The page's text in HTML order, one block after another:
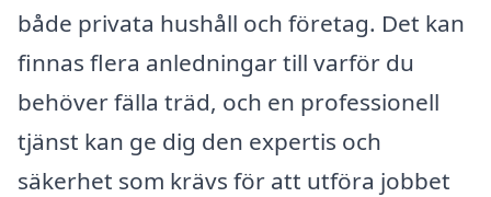
både privata hushåll och företag. Det kan
finnas flera anledningar till varför du
behöver fälla träd, och en professionell
tjänst kan ge dig den expertis och
säkerhet som krävs för att utföra jobbet